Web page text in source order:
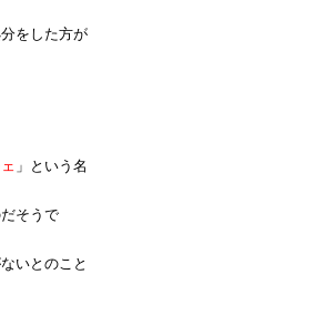
をした方が
」という名
そうで
いとのこと